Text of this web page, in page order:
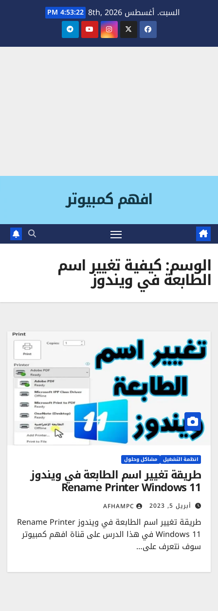
السبت. أغسطس 8th, 2026 4:53:23 PM
افهم كمبيوتر
الوسم:كيفية تغيير اسم
الطابعة في ويندوز
انظمة التشغيل مشاكل وحلول
طريقة تغيير اسم الطابعة في ويندوز
Rename Printer Windows 11
أبريل 5, 2023 AFHAMPC
طريقة تغيير اسم الطابعة في ويندوز Rename Printer
Windows 11 في هذا الدرس على قناة افهم كمبيوتر
سوف نتعرف على…